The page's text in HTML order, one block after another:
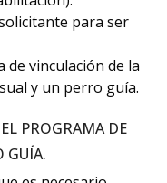
para ser
vinculación de la
y un perro guía.
PROGRAMA DE
GUÍA.